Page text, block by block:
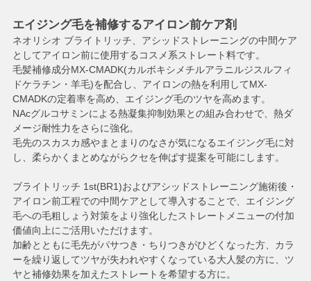
エイジング毛を補修するアイロン前ケア剤
ネオリシオ ブライトリッチ、アシッドストレーニングの中間ケア
としてアイロン前に使用するコスメ系ストレート料です。
毛髪補修成分MX-CMADK(カルボキシメチルアラニルジスルフィ
ドケラチン・羊毛)を配合し、アイロンの熱を利用してMX-
CMADKの定着率を高め、エイジング毛のツヤを高めます。
NAcグルコサミンによる熱凝集抑制効果との組み合わせで、熱ダ
メージ耐性力をさらに強化。
毛先のスカスカ感やまとまりのなさが気になるエイジング毛に対
し、柔らかくまとめながらクセを伸ばす提案を可能にします。
ブライトリッチ 1st(BR1)およびアシッドストレーニング施術後・
アイロン前工程での中間ケアとして導入することで、エイジング
毛への毛粗しょう対策をより強化したストレートメニューの付加
価値向上にご活用いただけます。
加齢とともに毛先がパサつき・ちりつきがひどくなった方、カラ
ーを繰り返してツヤが失われやすくなっている大人髪の方に、ツ
ヤと補修効果を加えたストレートを希望する方に。